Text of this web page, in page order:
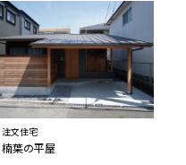
注文住宅
楠葉の平屋